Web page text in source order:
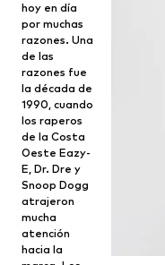
hoy en día
por muchas
razones. Una
de las
razones fue
la década de
1990, cuando
los raperos
de la Costa
Oeste Eazy-
E, Dr. Dre y
Snoop Dogg
atrajeron
mucha
atención
hacia la